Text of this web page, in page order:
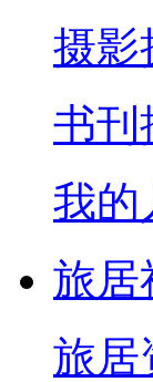
摄影
书刊
我的
旅居
旅居